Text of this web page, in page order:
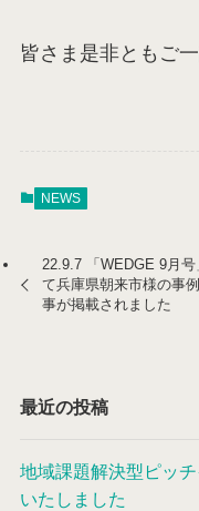
皆さま是非ともご
NEWS
22.9.7 「WEDGE 9月号
て兵庫県朝来市様の事
事が掲載されました
最近の投稿
地域課題解決型ピッ
いたしました